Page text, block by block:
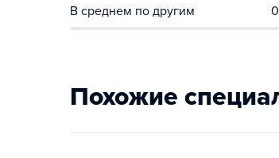
В среднем по другим 0
Похожие